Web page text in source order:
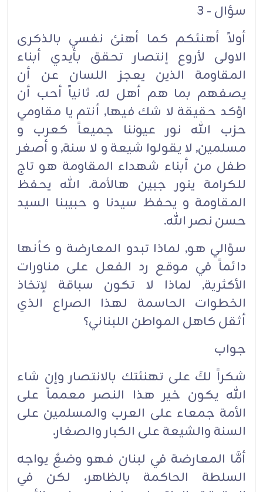
سؤال - 3
أولاً أهنئكم كما أهنئ نفسي بالذكرى
الاولى لأروع إنتصار تحقق بأيدي أبناء
المقاومة الذين يعجز اللسان عن أن
يصفهم بما هم أهل له. ثانياً أحب أن
اؤكد حقيقة لا شك فيها, أنتم يا مقاومي
حزب الله نور عيوننا جميعاً كعرب و
مسلمين, لا يقولوا شيعة و لا سنة, و أصغر
طفل من أبناء شهداء المقاومة هو تاج
للكرامة ينور جبين هالأمة. الله يحفظ
المقاومة و يحفظ سيدنا و حبيبنا السيد
حسن نصر الله.
سؤالي هو, لماذا تبدو المعارضة و كأنها
دائماً في موقع رد الفعل على مناورات
الأكثرية, لماذا لا تكون سباقة لإتخاذ
الخطوات الحاسمة لهذا الصراع الذي
أثقل كاهل المواطن اللبناني؟
جواب
شكراً لكَ على تهنئتك بالانتصار وإن شاء
الله يكون خير هذا النصر معمماً على
الأمة جمعاء على العرب والمسلمين على
السنة والشيعة على الكبار والصغار.
أمَّا المعارضة في لبنان فهو وضعٌ يواجه
السلطة الحاكمة بالظاهر، لكن في